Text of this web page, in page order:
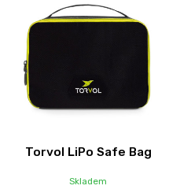
Torvol LiPo Safe Bag
Skladem